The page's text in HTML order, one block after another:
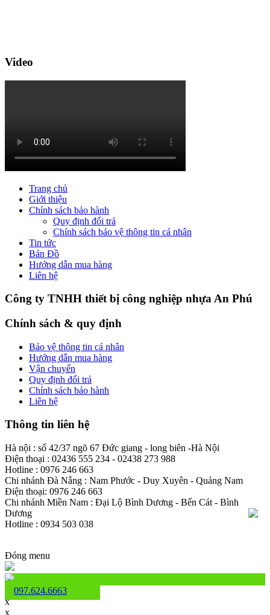
Video
Trang chủ
Giới thiệu
Chính sách bảo hành
Quy định đổi trả
Chính sách bảo vệ thông tin cá nhân
Tin tức
Bản Đồ
Hướng dẫn mua hàng
Liên hệ
Công ty TNHH thiết bị công nghiệp nhựa An Phú
Chính sách & quy định
Bảo vệ thông tin cá nhân
Hướng dẫn mua hàng
Vận chuyển
Quy định đổi trả
Chính sách bảo hành
Liên hệ
Thông tin liên hệ
Hà nội : số 42/37 ngõ 67 Đức giang - long biên -Hà Nội
Điện thoại : 02436 555 234 - 02438 273 988
Hotline : 0976 246 663
Chi nhánh Đà Nẵng : Nam Phước - Duy Xuyên - Quảng Nam
Điện thoại: 0976 246 663
Chi nhánh Miền Nam : Đại Lộ Bình Dương - Bến Cát - Bình
Dương
Hotline : 0934 503 038
Đóng menu
097.624.6663
x
x